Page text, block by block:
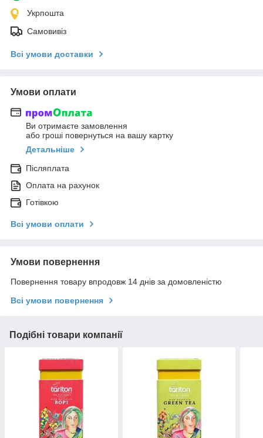
Укрпошта
Самовивіз
Всі умови доставки
Умови оплати
Ви отримаєте замовлення
або гроші повернуться на вашу картку
Детальніше
Післяплата
Оплата на рахунок
Готівкою
Всі умови оплати
Умови повернення
Повернення товару впродовж 14 днів за домовленістю
Всі умови повернення
Подібні товари компанії